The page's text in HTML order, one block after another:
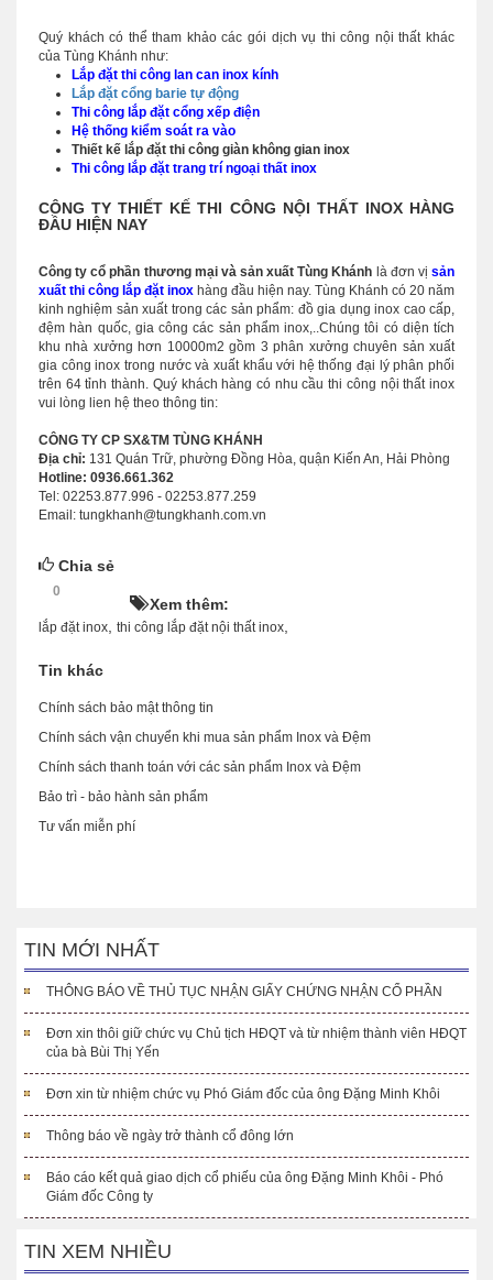
Quý khách có thể tham khảo các gói dịch vụ thi công nội thất khác
của Tùng Khánh như:
Lắp đặt thi công lan can inox kính
Lắp đặt cổng barie tự động
Thi công lắp đặt cổng xếp điện
Hệ thống kiểm soát ra vào
Thiết kế lắp đặt thi công giàn không gian inox
Thi công lắp đặt trang trí ngoại thất inox
CÔNG TY THIẾT KẾ THI CÔNG NỘI THẤT INOX HÀNG
ĐẦU HIỆN NAY
Công ty cổ phần thương mại và sản xuất Tùng Khánh là đơn vịsản
xuất thi công lắp đặt inox hàng đầu hiện nay. Tùng Khánh có 20 năm
kinh nghiệm sản xuất trong các sản phẩm: đồ gia dụng inox cao cấp,
đệm hàn quốc, gia công các sản phẩm inox,..Chúng tôi có diện tích
khu nhà xưởng hơn 10000m2 gồm 3 phân xưởng chuyên sản xuất
gia công inox trong nước và xuất khẩu với hệ thống đại lý phân phối
trên 64 tỉnh thành. Quý khách hàng có nhu cầu thi công nội thất inox
vui lòng lien hệ theo thông tin:
CÔNG TY CP SX&TM TÙNG KHÁNH
Địa chỉ: 131 Quán Trữ, phường Đồng Hòa, quận Kiến An, Hải Phòng
Hotline: 0936.661.362
Tel: 02253.877.996 - 02253.877.259
Email: tungkhanh@tungkhanh.com.vn
Chia sẻ
0
Xem thêm:
lắp đặt inox thi công lắp đặt nội thất inox
Tin khác
Chính sách bảo mật thông tin
Chính sách vận chuyển khi mua sản phẩm Inox và Đệm
Chính sách thanh toán với các sản phẩm Inox và Đệm
Bảo trì - bảo hành sản phẩm
Tư vấn miễn phí
TIN MỚI NHẤT
THÔNG BÁO VỀ THỦ TỤC NHẬN GIẤY CHỨNG NHẬN CỔ PHẦN
Đơn xin thôi giữ chức vụ Chủ tịch HĐQT và từ nhiệm thành viên HĐQT
của bà Bùi Thị Yến
Đơn xin từ nhiệm chức vụ Phó Giám đốc của ông Đặng Minh Khôi
Thông báo về ngày trở thành cổ đông lớn
Báo cáo kết quả giao dịch cổ phiếu của ông Đặng Minh Khôi - Phó
Giám đốc Công ty
TIN XEM NHIỀU